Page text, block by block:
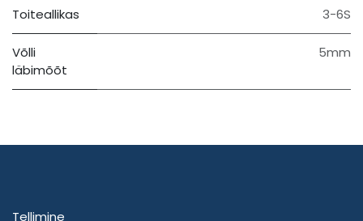
Toiteallikas 3-6S
Võlli
läbimõõt
5mm
Tellimine